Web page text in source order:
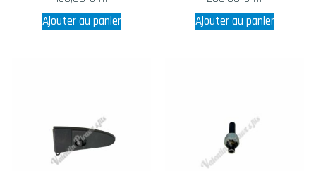
Ajouter au panier Ajouter au panier